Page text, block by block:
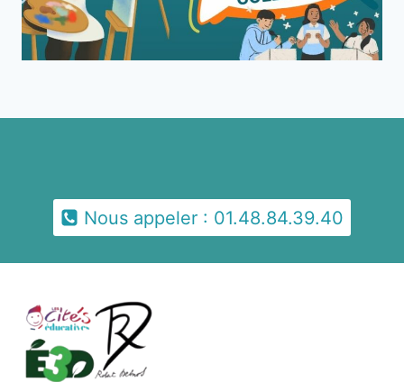
Nous appeler : 01.48.84.39.40